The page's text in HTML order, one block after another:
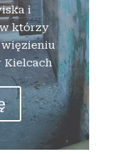
i
którzy
Kielcach